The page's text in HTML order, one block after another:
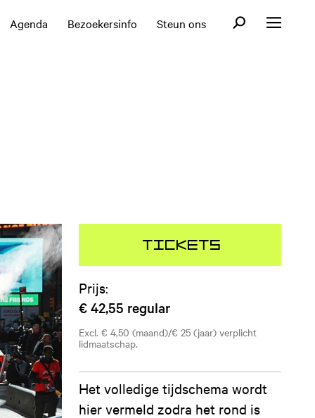
Agenda Bezoekersinfo Steun ons OpenOpen menu
Tickets
Prijs:
€ 42,55 regular
Excl. € 4,50 (maand)/€ 25 (jaar) verplicht
lidmaatschap.
Het volledige tijdschema wordt
hier vermeld zodra het rond is